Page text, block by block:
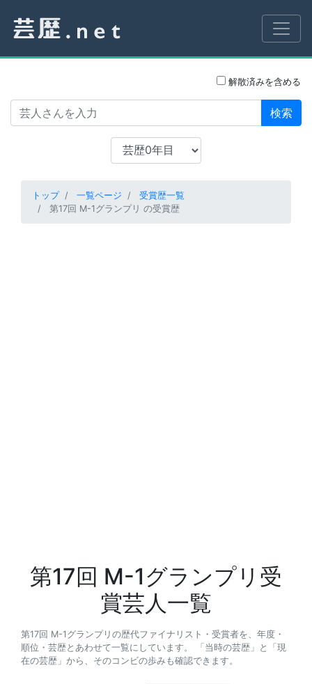
解散済みを含める
検索
トップ 一覧ページ
受賞歴一覧
第17回 M-1グランプリ の受賞歴
第17回 M-1グランプリ受
賞芸人一覧
第17回 M-1グランプリの歴代ファイナリスト・受賞者を、年度・
順位・芸歴とあわせて一覧にしています。 「当時の芸歴」と「現
在の芸歴」から、そのコンビの歩みも確認できます。